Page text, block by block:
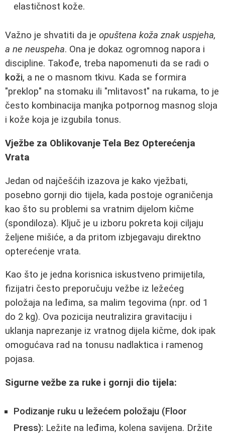
elastičnost kože.
Važno je shvatiti da je opuštena koža znak uspjeha,
a ne neuspeha. Ona je dokaz ogromnog napora i
discipline. Takođe, treba napomenuti da se radi o
koži, a ne o masnom tkivu. Kada se formira
"preklop" na stomaku ili "mlitavost" na rukama, to je
često kombinacija manjka potpornog masnog sloja
i kože koja je izgubila tonus.
Vježbe za Oblikovanje Tela Bez Opterećenja
Vrata
Jedan od najčešćih izazova je kako vježbati,
posebno gornji dio tijela, kada postoje ograničenja
kao što su problemi sa vratnim dijelom kičme
(spondiloza). Ključ je u izboru pokreta koji ciljaju
željene mišiće, a da pritom izbjegavaju direktno
opterećenje vrata.
Kao što je jedna korisnica iskustveno primijetila,
fizijatri često preporučuju vežbe iz ležećeg
položaja na leđima, sa malim tegovima (npr. od 1
do 2 kg). Ova pozicija neutralizira gravitaciju i
uklanja naprezanje iz vratnog dijela kičme, dok ipak
omogućava rad na tonusu nadlaktica i ramenog
pojasa.
Sigurne vežbe za ruke i gornji dio tijela:
Podizanje ruku u ležećem položaju (Floor
Press): Ležite na leđima, kolena savijena. Držite